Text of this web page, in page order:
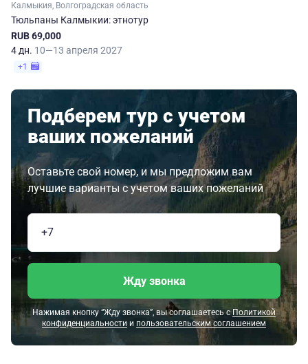
Калмыкия, Волгоградская область
Тюльпаны Калмыкии: этнотур
RUB 69,000
4 дн. 10—13 апреля 2027
+1
Подберем тур с учетом
ваших пожеланий
Оставьте свой номер, и мы предложим вам
лучшие варианты с учетом ваших пожеланий
Жду звонка
Нажимая кнопку “Жду звонка”, вы соглашаетесь с Политикой
конфиденциальности и пользовательским соглашением